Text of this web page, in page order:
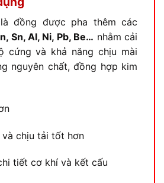
là đồng được pha thêm các
Sn, Al, Ni, Pb, Be… nhằm cải
cứng và khả năng chịu mài
nguyên chất, đồng hợp kim
và chịu tải tốt hơn
tiết cơ khí và kết cấu